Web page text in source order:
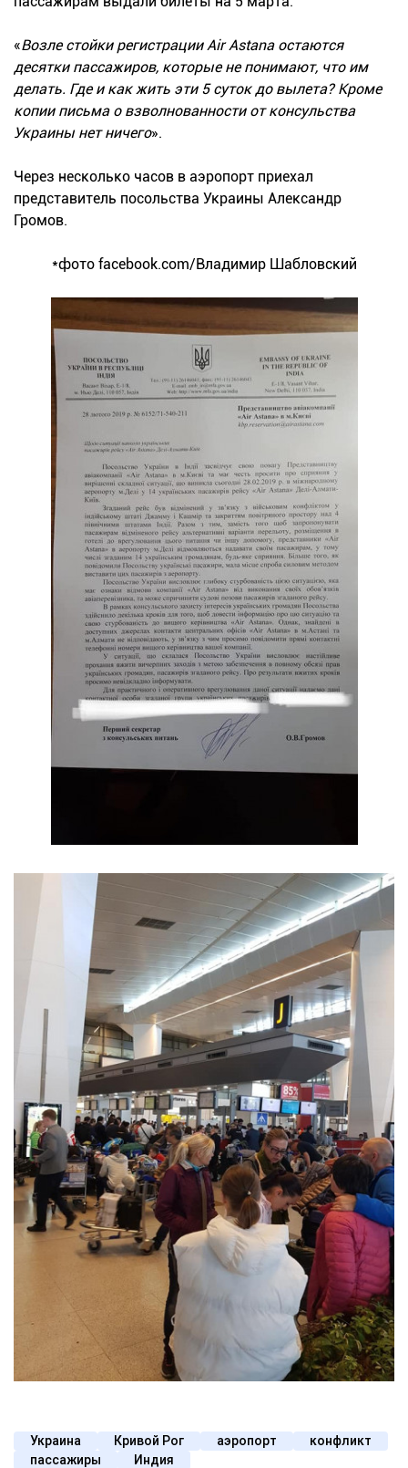
«Возле стойки регистрации Air Astana остаются
десятки пассажиров, которые не понимают, что им
делать. Где и как жить эти 5 суток до вылета? Кроме
копии письма о взволнованности от консульства
Украины нет ничего».
Через несколько часов в аэропорт приехал
представитель посольства Украины Александр
Громов.
*фото facebook.com/Владимир Шабловский
Украина Кривой Рог аэропорт
конфликт
пассажиры
Индия